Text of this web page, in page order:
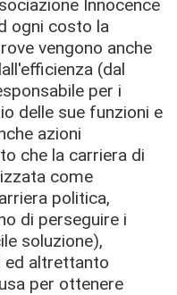
Innocence
ogni costo la
vengono anche
(dal
per i
delle sue funzioni e
azioni
che la carriera di
come
politica,
di perseguire i
soluzione),
ed altrettanto
per ottenere